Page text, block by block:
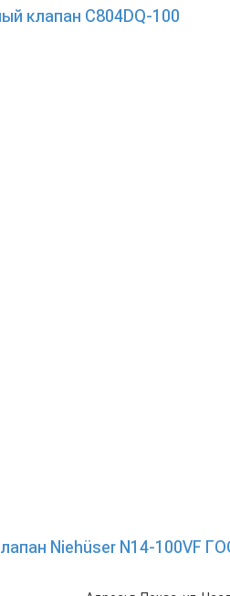
клапан C804DQ-100
Niehüser N14-100VF